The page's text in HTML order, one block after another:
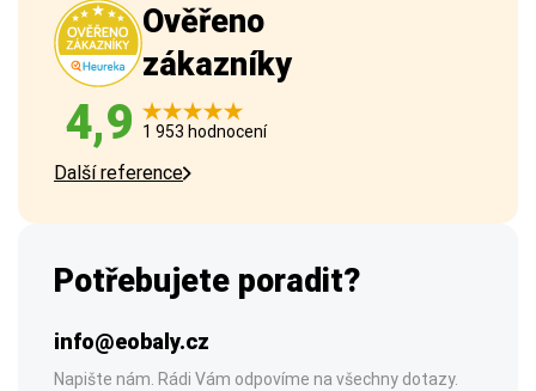
Ověřeno
zákazníky
4,9 1 953 hodnocení
Další reference
Potřebujete poradit?
info@eobaly.cz
Napište nám. Rádi Vám odpovíme na všechny dotazy.